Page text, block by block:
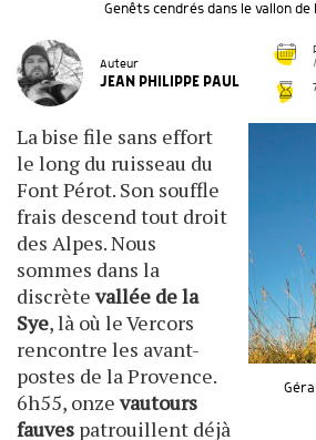
Genêts cendrés dans le vallon
Auteur
JEAN PHILIPPE PAUL
La bise file sans effort
le long du ruisseau du
Font Pérot. Son souffle
frais descend tout droit
des Alpes. Nous
sommes dans la
discrètevallée de la
Sye, là où le Vercors
rencontre les avant-
postes de la Provence.
6h55, onzevautours
fauves patrouillent déjà